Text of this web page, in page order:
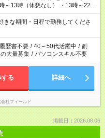
～13時（休憩なし） ・13時～22時
前0時～6時（休憩なし） ※案件
。 ※なるべく希望シフトに合うよ
な期間・日程で勤務してくださ
履歴書不要 / 40～50代活躍中 / 副
大量募集 / パソコンスキル不要
する 詳細へ
会社フィールド
掲載日：2026.08.06